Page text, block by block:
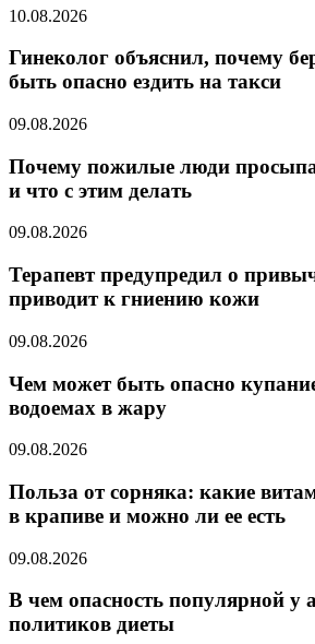
10.08.2026
Гинеколог объяснил, почему
быть опасно ездить на такси
09.08.2026
Почему пожилые люди
и что с этим делать
09.08.2026
Терапевт предупредил о
приводит к гниению кожи
09.08.2026
Чем может быть опасно
водоемах в жару
09.08.2026
Польза от сорняка: какие
в крапиве и можно ли ее есть
09.08.2026
В чем опасность популярной у
политиков диеты